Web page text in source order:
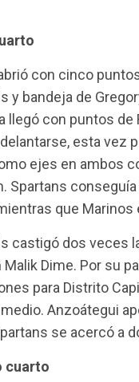
con cinco
y bandeja de
llegó con puntos de
esta vez
ejes en ambos
Spartans
que
castigó dos veces
Dime. Por su
para Distrito
Anzoátegui
se acercó a
cuarto